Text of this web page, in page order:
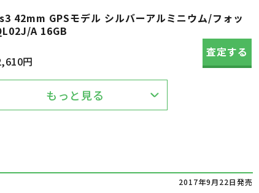
GPSモデル シルバーアルミニウム/フォッ
A 16GB
円
査定する
もっと見る
2017年9月22日発売